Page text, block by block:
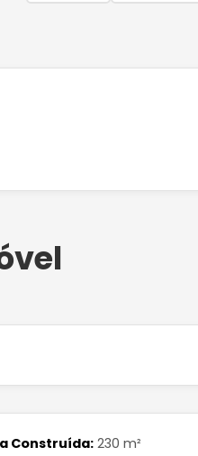
Construída: 230 m²